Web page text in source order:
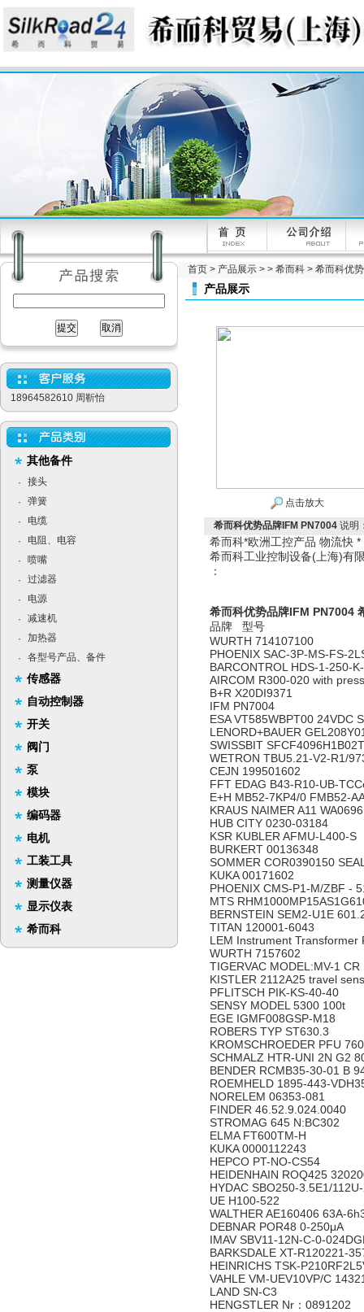
18964582610 周靳怡
其他备件
·
接头
·
弹簧
·
电缆
·
电阻、电容
·
喷嘴
·
过滤器
·
电源
·
减速机
·
加热器
·
各型号产品、备件
传感器
自动控制器
开关
阀门
泵
模块
编码器
电机
工装工具
测量仪器
显示仪表
希而科
首页 > 产品展示 > > 希而科 > 希而科优
产品展示
点击放大
希而科优势品牌IFM PN7004 说明
希而科*欧洲工控产品 物流
希而科工业控制设备(上海)
：
希而科优势品牌IFM PN7004
品牌 型号
WURTH 714107100
PHOENIX SAC-3P-MS-FS-
BARCONTROL HDS-1-250-
AIRCOM R300-020 with
B+R X20DI9371
IFM PN7004
ESA VT585WBPT00 24VDC
LENORD+BAUER
SWISSBIT
WETRON TBU5.21-V2-R1/
CEJN 199501602
FFT EDAG B43-R10-UB-
E+H MB52-7KP4/0 FMB52-
KRAUS NAIMER A11
HUB CITY 0230-03184
KSR KUBLER AFMU-L400-S
BURKERT 00136348
SOMMER COR0390150
KUKA 00171602
PHOENIX CMS-P1-M/ZBF -
MTS
BERNSTEIN SEM2-U1E
TITAN 120001-6043
LEM Instrument Transformer
WURTH 7157602
TIGERVAC MODEL:MV-1
KISTLER 2112A25 travel
PFLITSCH PIK-KS-40-40
SENSY MODEL 5300 100t
EGE IGMF008GSP-M18
ROBERS TYP ST630.3
KROMSCHROEDER PFU
SCHMALZ HTR-UNI 2N G2
BENDER RCMB35-30-01 B
ROEMHELD 1895-443-
NORELEM 06353-081
FINDER 46.52.9.024.0040
STROMAG 645 N:BC302
ELMA FT600TM-H
KUKA 0000112243
HEPCO PT-NO-CS54
HEIDENHAIN ROQ425
HYDAC SBO250-3.5E1/
UE H100-522
WALTHER AE160406 63A-
DEBNAR POR48 0-250μA
IMAV SBV11-12N-C-0-
BARKSDALE XT-R120221-
HEINRICHS TSK-
VAHLE VM-UEV10VP/C
LAND SN-C3
HENGSTLER Nr：0891202